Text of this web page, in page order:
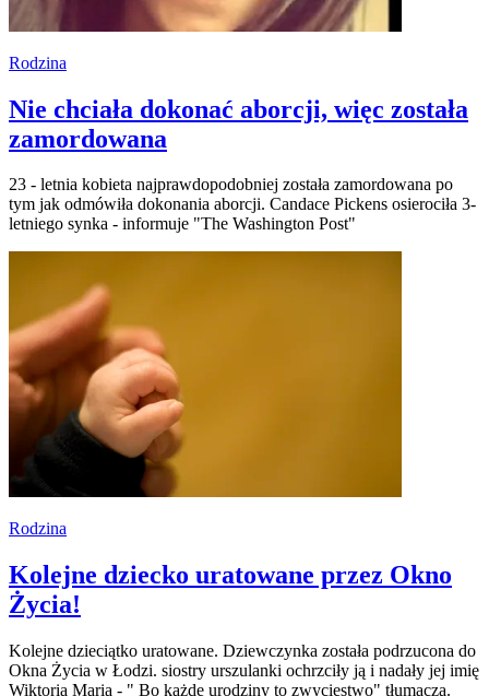
Rodzina
Nie chciała dokonać aborcji, więc została
zamordowana
23 - letnia kobieta najprawdopodobniej została zamordowana po
tym jak odmówiła dokonania aborcji. Candace Pickens osierociła 3-
letniego synka - informuje "The Washington Post"
Rodzina
Kolejne dziecko uratowane przez Okno
Życia!
Kolejne dzieciątko uratowane. Dziewczynka została podrzucona do
Okna Życia w Łodzi. siostry urszulanki ochrzciły ją i nadały jej imię
Wiktoria Maria - " Bo każde urodziny to zwycięstwo" tłumaczą.